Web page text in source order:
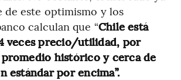
este optimismo y los
calculan que “Chile está
veces precio/utilidad, por
histórico y cerca de
estándar por encima”.